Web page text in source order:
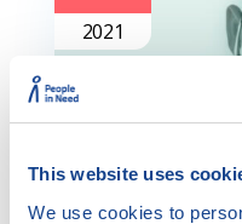
This website uses
We use cookies to
2021